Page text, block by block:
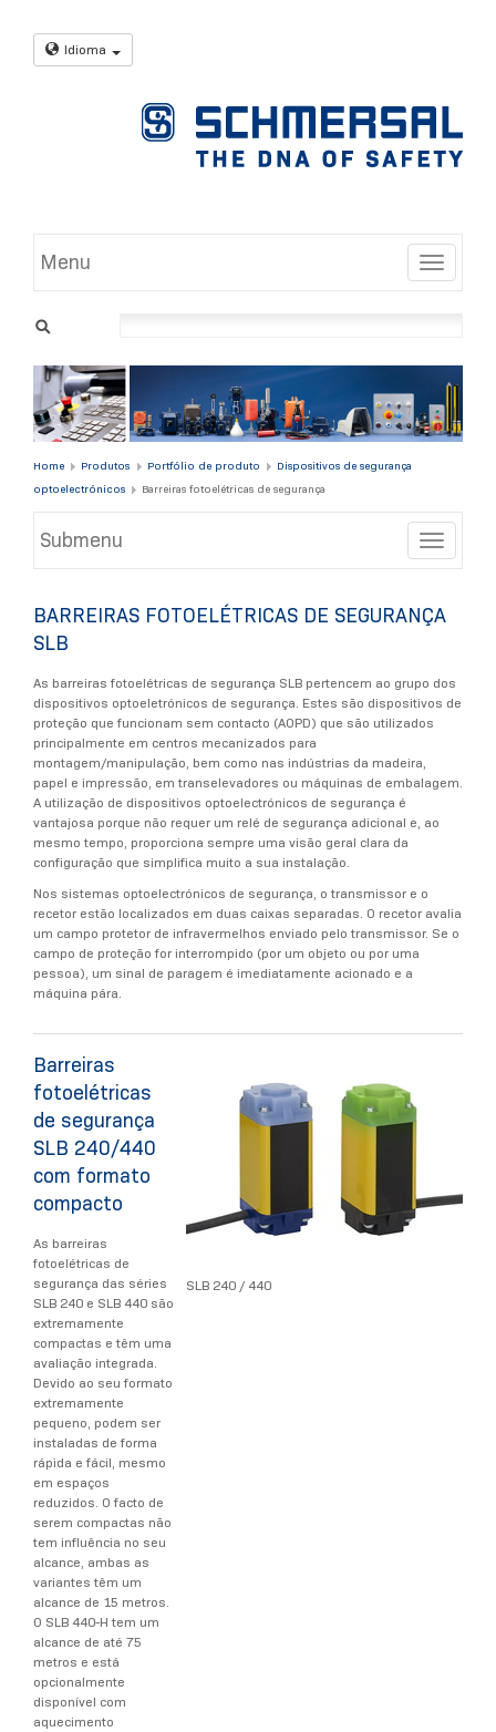
Idioma
Toggle
Menu
Home Produtos Portfólio de produto
Dispositivos de segurança
optoelectrónicos
Barreiras fotoelétricas de segurança
Toggle
Submenu
BARREIRAS FOTOELÉTRICAS DE SEGURANÇA
SLB
As barreiras fotoelétricas de segurança SLB pertencem ao grupo dos
dispositivos optoeletrónicos de segurança. Estes são dispositivos de
proteção que funcionam sem contacto (AOPD) que são utilizados
principalmente em centros mecanizados para
montagem/manipulação, bem como nas indústrias da madeira,
papel e impressão, em transelevadores ou máquinas de embalagem.
A utilização de dispositivos optoelectrónicos de segurança é
vantajosa porque não requer um relé de segurança adicional e, ao
mesmo tempo, proporciona sempre uma visão geral clara da
configuração que simplifica muito a sua instalação.
Nos sistemas optoelectrónicos de segurança, o transmissor e o
recetor estão localizados em duas caixas separadas. O recetor avalia
um campo protetor de infravermelhos enviado pelo transmissor. Se o
campo de proteção for interrompido (por um objeto ou por uma
pessoa), um sinal de paragem é imediatamente acionado e a
máquina pára.
SLB 240 / 440
Barreiras
fotoelétricas
de segurança
SLB 240/440
com formato
compacto
As barreiras
fotoelétricas de
segurança das séries
SLB 240 e SLB 440 são
extremamente
compactas e têm uma
avaliação integrada.
Devido ao seu formato
extremamente
pequeno, podem ser
instaladas de forma
rápida e fácil, mesmo
em espaços
reduzidos. O facto de
serem compactas não
tem influência no seu
alcance, ambas as
variantes têm um
alcance de 15 metros.
O SLB 440-H tem um
alcance de até 75
metros e está
opcionalmente
disponível com
aquecimento